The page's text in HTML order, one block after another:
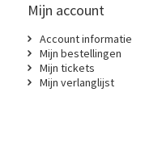
Mijn account
Account informatie
Mijn bestellingen
Mijn tickets
Mijn verlanglijst